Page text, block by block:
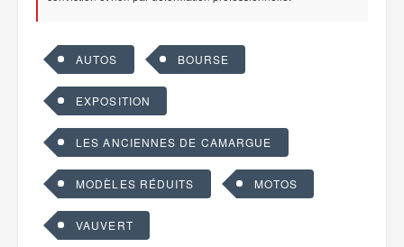
AUTOS BOURSE
EXPOSITION
LES ANCIENNES DE CAMARGUE
MODÈLES RÉDUITS MOTOS
VAUVERT